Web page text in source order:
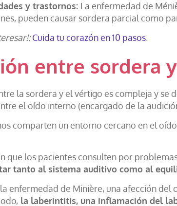
y trastornos: La enfermedad de
pueden causar sordera parcial como
Cuida tu corazón en 10 pasos.
entre sordera
la sordera y el vértigo es compleja y se
el oído interno (encargado de la
comparten un entorno cercano en el
que los pacientes consulten por
tanto al sistema auditivo como al
enfermedad de Minière, una afección
la laberintitis, una inflamación del